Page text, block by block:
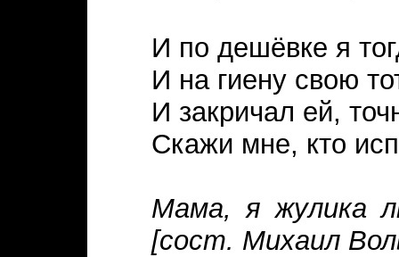
И по дешёвке я
И на гиену свою
И закричал ей,
Скажи мне, кто
Мама, я жулика
[сост. Михаил